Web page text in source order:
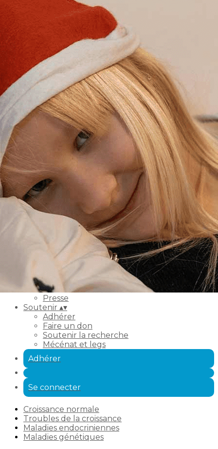
Exporter les lignes sélectionnées
Exporter toutes les colonnes
Exporter uniquement les colonnes affichées
Menu
Ajoutez un logo, un bouton, des réseaux sociaux
Cliquez pour éditer
La croissance▴▾
Croissance normale
Troubles de la croissance
Maladies endocriniennes
Maladies génétiques
Se soigner
Insuffisance surrénalienne
Hypothyroïdie
Réseaux spécialisés
FAQ médicale
L'association▴
À propos
Nos actions
Nos actualités
Nos délégués régionaux
Partenaires
Presse
Soutenir ▴▾
Adhérer
Faire un don
Soutenir la recherche
Mécénat et legs
Adhérer
Se connecter
Croissance normale
Troubles de la croissance
Maladies endocriniennes
Maladies génétiques